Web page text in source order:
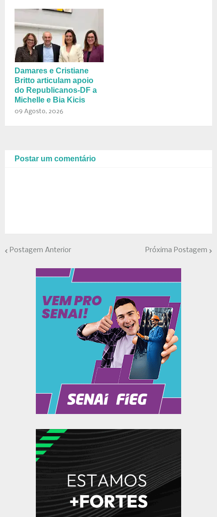
Damares e Cristiane
Britto articulam apoio
do Republicanos-DF a
Michelle e Bia Kicis
09 Agosto, 2026
Postar um comentário
Postagem Anterior Próxima Postagem